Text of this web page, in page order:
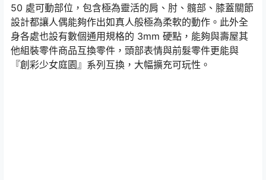
50 處可動部位，包含極為靈活的肩、肘、髖部、膝蓋關節
設計都讓人偶能夠作出如真人般極為柔軟的動作。此外全
身各處也設有數個通用規格的 3mm 硬點，能夠與壽屋其
他組裝零件商品互換零件，頭部表情與前髮零件更能與
『創彩少女庭園』系列互換，大幅擴充可玩性。